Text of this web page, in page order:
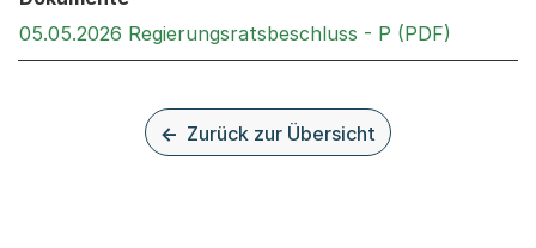
05.05.2026 Regierungsratsbeschluss - P (PDF)
Zurück zur Übersicht